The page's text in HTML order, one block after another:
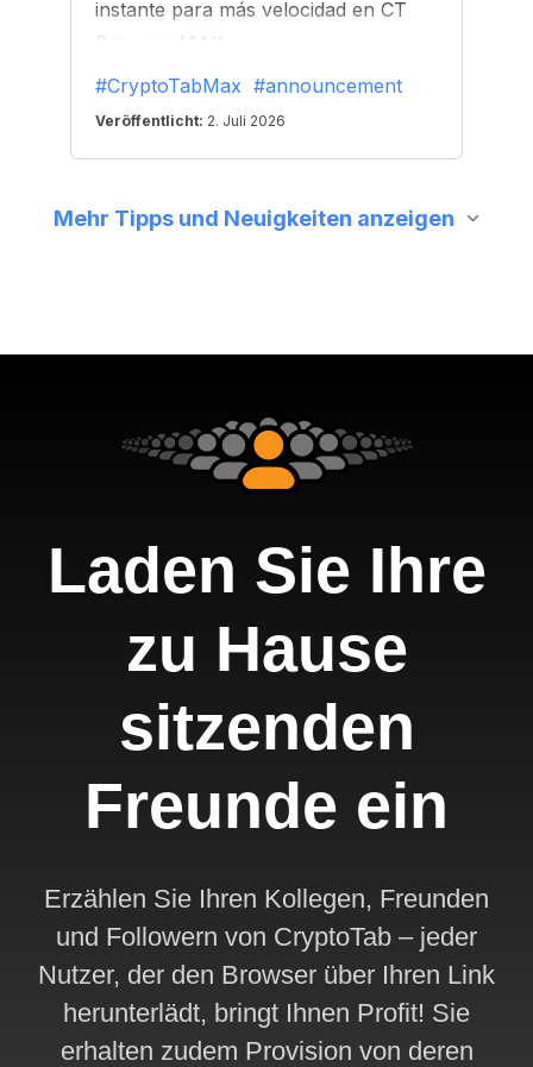
Laden Sie Ihre
zu Hause
sitzenden
Freunde ein
Erzählen Sie Ihren Kollegen, Freunden
und Followern von CryptoTab – jeder
Nutzer, der den Browser über Ihren Link
herunterlädt, bringt Ihnen Profit! Sie
erhalten zudem Provision von deren